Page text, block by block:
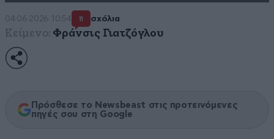
04·06·2026 10:54 11 σχόλια
Κείμενο: Φράνσις Γιατζόγλου
Πρόσθεσε το Newsbeast στις προτεινόμενες
πηγές σου στη Google